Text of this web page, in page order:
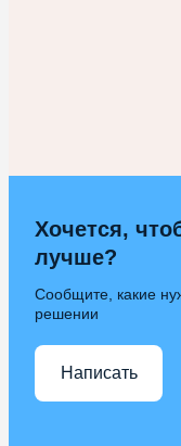
Хочется,
лучше?
Сообщите, какие
решении
Написать